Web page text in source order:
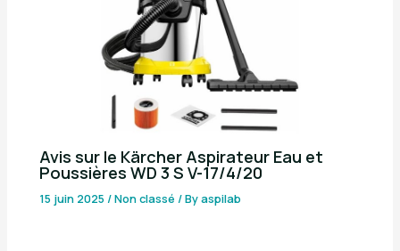
Avis sur le Kärcher Aspirateur Eau et
Poussières WD 3 S V-17/4/20
15 juin 2025 /Non classé / Byaspilab